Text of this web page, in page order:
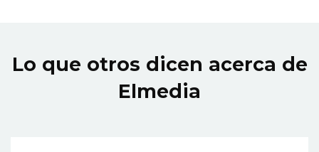
Lo que otros dicen acerca de
Elmedia